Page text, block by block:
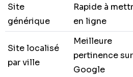
Site
générique
Rapide à
en ligne
Site localisé
par ville
Meilleure
pertinence sur
Google